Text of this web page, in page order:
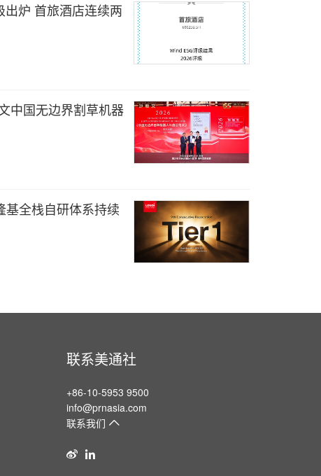
炉 首旅酒店连续两
中国无边界割草机器
基全栈自研体系持续
联系美通社
+86-10-5953 9500
info@prnasia.com
联系我们